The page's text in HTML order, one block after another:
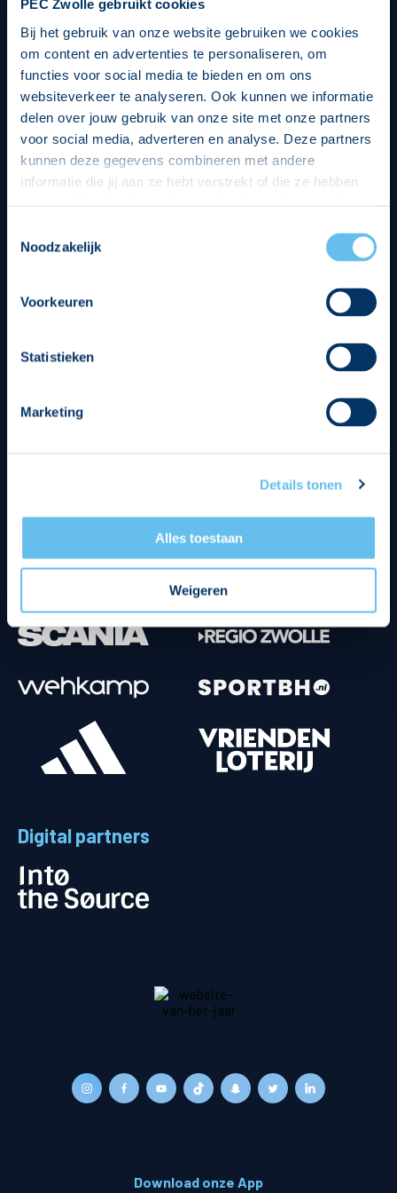
PEC Zwolle gebruikt cookies
Bij het gebruik van onze website gebruiken we cookies
om content en advertenties te personaliseren, om
functies voor social media te bieden en om ons
websiteverkeer te analyseren. Ook kunnen we informatie
delen over jouw gebruik van onze site met onze partners
voor social media, adverteren en analyse. Deze partners
kunnen deze gegevens combineren met andere
informatie die jij aan ze hebt verstrekt of die ze hebben
op een veilige en integere wijze. Je kunt je toestemming
beheren op de privacy- en cookieverklaring pagina.
Noodzakelijk
Voorkeuren
Statistieken
Marketing
Details tonen
Alles toestaan
Weigeren
Digital partners
Download onze App